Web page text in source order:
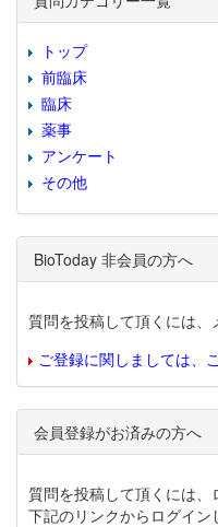
トップ
前臨床
臨床
薬事
アンケート
その他
BioToday 非会員の方へ
質問を投稿して頂くには、
ご登録に関しましては、
会員登録がお済みの方へ
質問を投稿して頂くには、
下記のリンクからログイン